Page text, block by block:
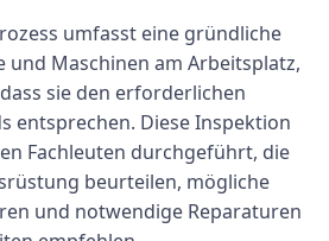
umfasst eine gründliche
und Maschinen am Arbeitsplatz,
sie den erforderlichen
entsprechen. Diese Inspektion
Fachleuten durchgeführt, die
beurteilen, mögliche
und notwendige Reparaturen